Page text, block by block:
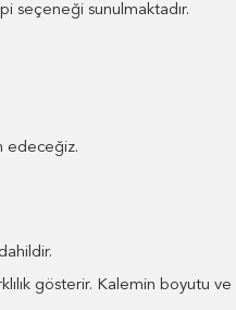
seçeneği sunulmaktadır.
edeceğiz.
gösterir. Kalemin boyutu